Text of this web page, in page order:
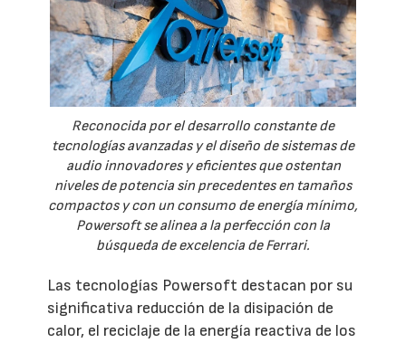
Reconocida por el desarrollo constante de
tecnologías avanzadas y el diseño de sistemas de
audio innovadores y eficientes que ostentan
niveles de potencia sin precedentes en tamaños
compactos y con un consumo de energía mínimo,
Powersoft se alinea a la perfección con la
búsqueda de excelencia de Ferrari.
Las tecnologías Powersoft destacan por su
significativa reducción de la disipación de
calor, el reciclaje de la energía reactiva de los